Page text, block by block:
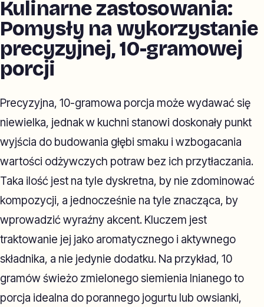
Kulinarne zastosowania:
Pomysły na wykorzystanie
precyzyjnej, 10-gramowej
porcji
Precyzyjna, 10-gramowa porcja może wydawać się
niewielka, jednak w kuchni stanowi doskonały punkt
wyjścia do budowania głębi smaku i wzbogacania
wartości odżywczych potraw bez ich przytłaczania.
Taka ilość jest na tyle dyskretna, by nie zdominować
kompozycji, a jednocześnie na tyle znacząca, by
wprowadzić wyraźny akcent. Kluczem jest
traktowanie jej jako aromatycznego i aktywnego
składnika, a nie jedynie dodatku. Na przykład, 10
gramów świeżo zmielonego siemienia lnianego to
porcja idealna do porannego jogurtu lub owsianki,